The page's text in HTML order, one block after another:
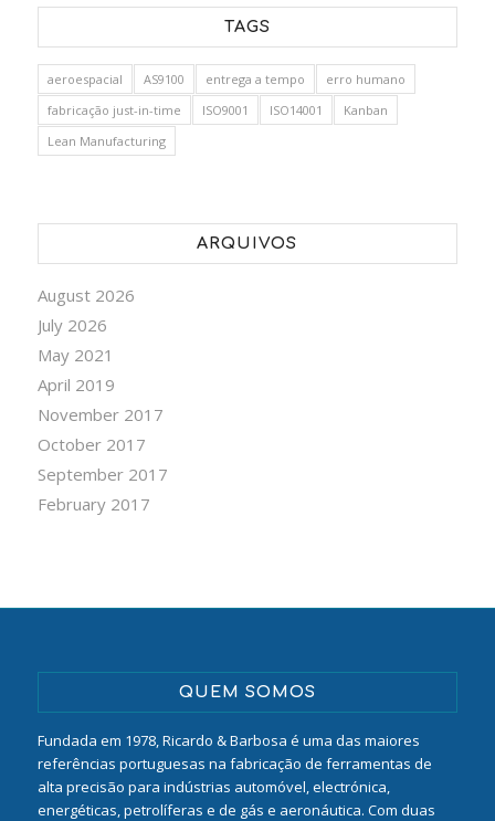
TAGS
aeroespacial AS9100 entrega a tempo
erro humano
fabricação just-in-time
ISO9001 ISO14001
Kanban
Lean Manufacturing
ARQUIVOS
August 2026
July 2026
May 2021
April 2019
November 2017
October 2017
September 2017
February 2017
QUEM SOMOS
Fundada em 1978, Ricardo & Barbosa é uma das maiores
referências portuguesas na fabricação de ferramentas de
alta precisão para indústrias automóvel, electrónica,
energéticas, petrolíferas e de gás e aeronáutica. Com duas